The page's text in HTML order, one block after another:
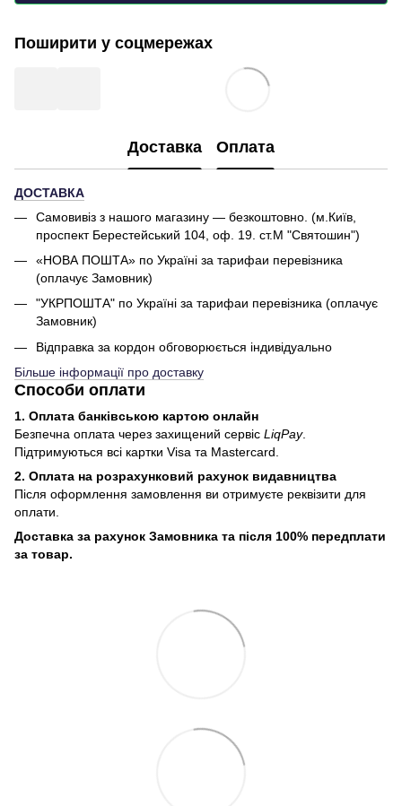
Поширити у соцмережах
Доставка Оплата
ДОСТАВКА
Самовивіз з нашого магазину — безкоштовно. (м.Київ,
проспект Берестейський 104, оф. 19. ст.М "Святошин")
«НОВА ПОШТА» по Україні за тарифаи перевізника
(оплачує Замовник)
"УКРПОШТА" по Україні за тарифаи перевізника (оплачує
Замовник)
Відправка за кордон обговорюється індивідуально
Більше інформації про доставку
Способи оплати
1. Оплата банківською картою онлайн
Безпечна оплата через захищений сервіс LiqPay.
Підтримуються всі картки Visa та Mastercard.
2. Оплата на розрахунковий рахунок видавництва
Після оформлення замовлення ви отримуєте реквізити для
оплати.
Доставка за рахунок Замовника та після 100% передплати
за товар.